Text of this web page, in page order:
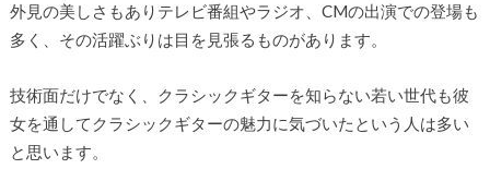
外見の美しさもありテレビ番組やラジオ、CMの出演での登場も
多く、その活躍ぶりは目を見張るものがあります。
技術面だけでなく、クラシックギターを知らない若い世代も彼
女を通してクラシックギターの魅力に気づいたという人は多い
と思います。